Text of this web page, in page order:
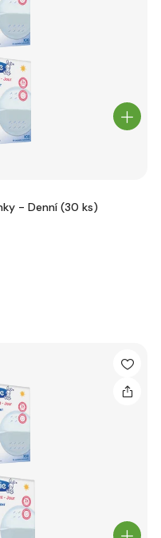
- Denní (30 ks)